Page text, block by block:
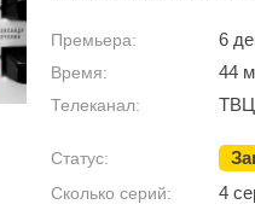
Премьера: 6
Время: 44
Телеканал: ТВЦ
Статус:
Сколько серий: 4